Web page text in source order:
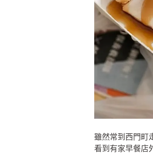
雖然常到西門町
看到有家早餐店